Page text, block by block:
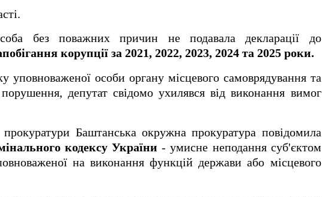
без поважних причин не подавала декларації до
корупції за 2021, 2022, 2023, 2024 та 2025 роки.
особи органу місцевого самоврядування та
депутат свідомо ухилявся від виконання вимог
Баштанська окружна прокуратура повідомила
кодексу України - умисне неподання суб'єктом
на виконання функцій держави або місцевого